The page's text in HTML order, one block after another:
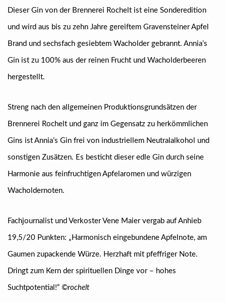
Dieser Gin von der Brennerei Rochelt ist eine Sonderedition
und wird aus bis zu zehn Jahre gereiftem Gravensteiner Apfel
Brand und sechsfach gesiebtem Wacholder gebrannt. Annia’s
Gin ist zu 100% aus der reinen Frucht und Wacholderbeeren
hergestellt.
Streng nach den allgemeinen Produktionsgrundsätzen der
Brennerei Rochelt und ganz im Gegensatz zu herkömmlichen
Gins ist Annia’s Gin frei von industriellem Neutralalkohol und
sonstigen Zusätzen. Es besticht dieser edle Gin durch seine
Harmonie aus feinfruchtigen Apfelaromen und würzigen
Wacholdernoten.
Fachjournalist und Verkoster Vene Maier vergab auf Anhieb
19,5/20 Punkten: „Harmonisch eingebundene Apfelnote, am
Gaumen zupackende Würze. Herzhaft mit pfeffriger Note.
Dringt zum Kern der spirituellen Dinge vor – hohes
Suchtpotential!“ ©rochelt